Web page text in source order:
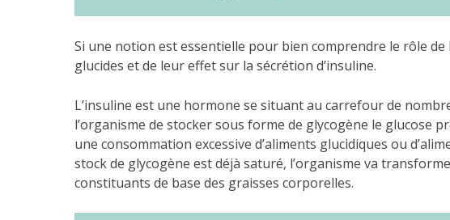
Si une notion est essentielle pour bien comprendre le rôle de
glucides et de leur effet sur la sécrétion d’insuline.
L’insuline est une hormone se situant au carrefour de
l’organisme de stocker sous forme de glycogène le glucose
une consommation excessive d’aliments glucidiques ou
stock de glycogène est déjà saturé, l’organisme va
constituants de base des graisses corporelles.